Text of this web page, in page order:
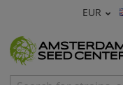
EUR
Semi di Cannabis